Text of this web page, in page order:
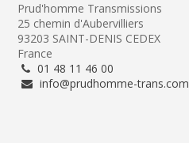
Prud'homme Transmissions
25 chemin d'Aubervilliers
93203 SAINT-DENIS CEDEX
France
01 48 11 46 00
info@prudhomme-trans.com